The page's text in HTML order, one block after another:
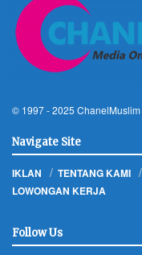
© 1997 - 2025 ChanelMuslim
Navigate Site
IKLAN TENTANG KAMI
LOWONGAN KERJA
Follow Us